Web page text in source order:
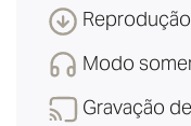
Modo
Gravação